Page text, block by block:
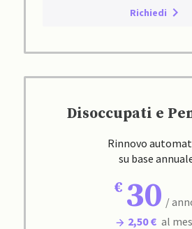
Richiedi
Disoccupati e
Rinnovo
su base
30 /
2,50 € al